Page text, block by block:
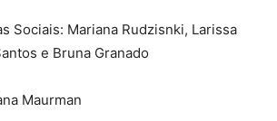
Sociais: Mariana Rudzisnki, Larissa
e Bruna Granado
Maurman